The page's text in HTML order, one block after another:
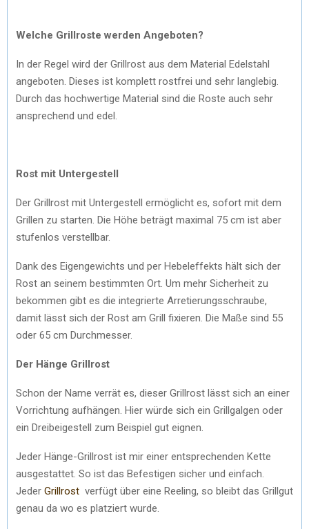
Welche Grillroste werden Angeboten?
In der Regel wird der Grillrost aus dem Material Edelstahl
angeboten. Dieses ist komplett rostfrei und sehr langlebig.
Durch das hochwertige Material sind die Roste auch sehr
ansprechend und edel.
Rost mit Untergestell
Der Grillrost mit Untergestell ermöglicht es, sofort mit dem
Grillen zu starten. Die Höhe beträgt maximal 75 cm ist aber
stufenlos verstellbar.
Dank des Eigengewichts und per Hebeleffekts hält sich der
Rost an seinem bestimmten Ort. Um mehr Sicherheit zu
bekommen gibt es die integrierte Arretierungsschraube,
damit lässt sich der Rost am Grill fixieren. Die Maße sind 55
oder 65 cm Durchmesser.
Der Hänge Grillrost
Schon der Name verrät es, dieser Grillrost lässt sich an einer
Vorrichtung aufhängen. Hier würde sich ein Grillgalgen oder
ein Dreibeigestell zum Beispiel gut eignen.
Jeder Hänge-Grillrost ist mir einer entsprechenden Kette
ausgestattet. So ist das Befestigen sicher und einfach.
Jeder Grillrost verfügt über eine Reeling, so bleibt das Grillgut
genau da wo es platziert wurde.